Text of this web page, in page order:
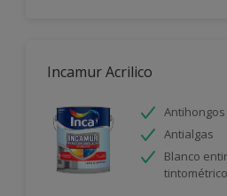
Incamur Acrilico
Antihongos
Antialgas
Blanco
tintométrico